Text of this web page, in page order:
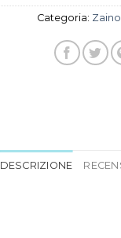
Categoria:
DESCRIZIONE